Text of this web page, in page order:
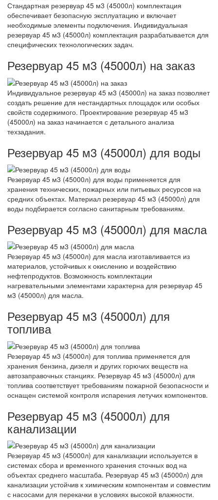
Стандартная резервуар 45 м3 (45000л) комплектация
обеспечивает безопасную эксплуатацию и включает
необходимые элементы подключения. Индивидуальная
резервуар 45 м3 (45000л) комплектация разрабатывается для
специфических технологических задач.
Резервуар 45 м3 (45000л) на заказ
Индивидуальное резервуар 45 м3 (45000л) на заказ позволяет
создать решение для нестандартных площадок или особых
свойств содержимого. Проектирование резервуар 45 м3
(45000л) на заказ начинается с детального анализа
техзадания.
Резервуар 45 м3 (45000л) для воды
Резервуар 45 м3 (45000л) для воды применяется для
хранения технических, пожарных или питьевых ресурсов на
средних объектах. Материал резервуар 45 м3 (45000л) для
воды подбирается согласно санитарным требованиям.
Резервуар 45 м3 (45000л) для масла
Резервуар 45 м3 (45000л) для масла изготавливается из
материалов, устойчивых к окислению и воздействию
нефтепродуктов. Возможность комплектации
нагревательными элементами характерна для резервуар 45
м3 (45000л) для масла.
Резервуар 45 м3 (45000л) для
топлива
Резервуар 45 м3 (45000л) для топлива применяется для
хранения бензина, дизеля и других горючих веществ на
автозаправочных станциях. Резервуар 45 м3 (45000л) для
топлива соответствует требованиям пожарной безопасности и
оснащен системой контроля испарения летучих компонентов.
Резервуар 45 м3 (45000л) для
канализации
Резервуар 45 м3 (45000л) для канализации используется в
системах сбора и временного хранения сточных вод на
объектах среднего масштаба. Резервуар 45 м3 (45000л) для
канализации устойчив к химическим компонентам и совместим
с насосами для перекачки в условиях высокой влажности.